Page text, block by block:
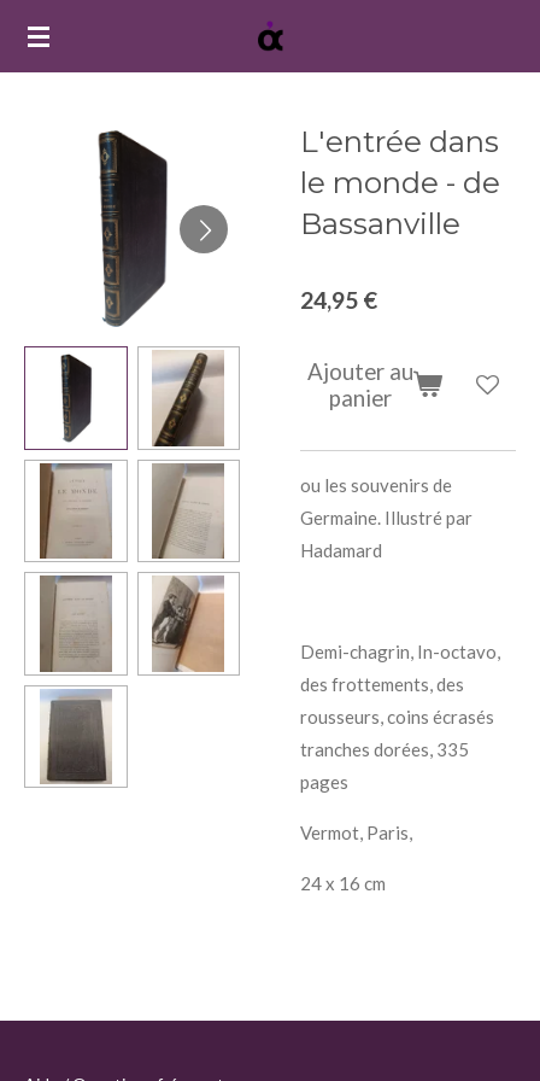
Passer
L'entrée dans
le monde - de
Bassanville
24,95 €
Ajouter au
panier
ou les souvenirs de
Germaine. Illustré par
Hadamard
Demi-chagrin, In-octavo,
des frottements, des
rousseurs, coins écrasés
tranches dorées, 335
pages
Vermot, Paris,
24 x 16 cm